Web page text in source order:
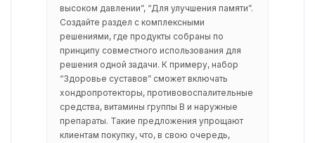
высоком давлении”, “Для улучшения памяти”.
Создайте раздел с комплексными
решениями, где продукты собраны по
принципу совместного использования для
решения одной задачи. К примеру, набор
“Здоровье суставов” сможет включать
хондропротекторы, противовоспалительные
средства, витамины группы B и наружные
препараты. Такие предложения упрощают
клиентам покупку, что, в свою очередь,